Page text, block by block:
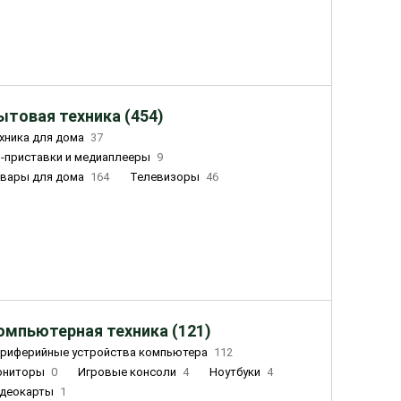
техника (454)
для дома 37
приставки и медиаплееры
9
для дома 164 Телевизоры 46
техника (121)
устройства компьютера 112
0 Игровые консоли 4 Ноутбуки 4
1